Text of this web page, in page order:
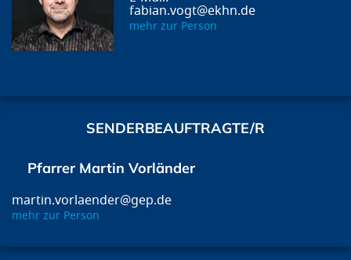
fabian.vogt@ekhn.de
mehr zur Person
SENDERBEAUFTRAGTE/R
Pfarrer Martin Vorländer
martin.vorlaender@gep.de
mehr zur Person